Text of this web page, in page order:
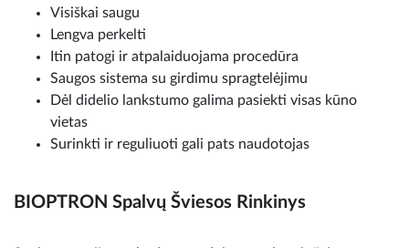
Visiškai saugu
Lengva perkelti
Itin patogi ir atpalaiduojama procedūra
Saugos sistema su girdimu spragtelėjimu
Dėl didelio lankstumo galima pasiekti visas kūno
vietas
Surinkti ir reguliuoti gali pats naudotojas
BIOPTRON Spalvų Šviesos Rinkinys